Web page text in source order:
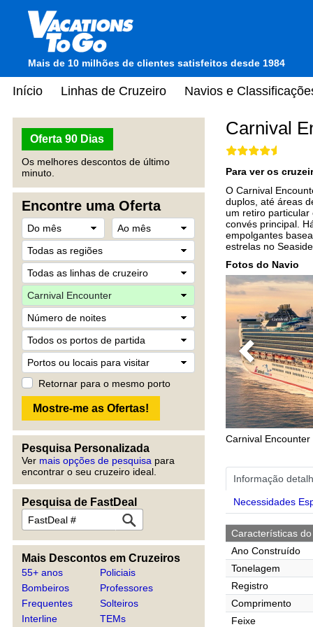
Mais de 10 milhões de clientes satisfeitos desde 1984
Início Linhas de Cruzeiro Navios e
Oferta 90 Dias
Os melhores descontos de último
minuto.
Encontre uma Oferta
Retornar para o mesmo porto
Pesquisa Personalizada
Ver mais opções de pesquisa para
encontrar o seu cruzeiro ideal.
Pesquisa de FastDeal
Mais Descontos em Cruzeiros
55+ anos
Bombeiros
Frequentes
Interline
Policiais
Professores
Solteiros
TEMs
Carnival
Para ver os
O Carnival
duplos, até áreas
um retiro particular
convés principal.
empolgantes
estrelas no
Fotos do Navio
Previous
Carnival Encounter
Informação
Necessidades
Características
Ano Construído
Tonelagem
Registro
Comprimento
Feixe